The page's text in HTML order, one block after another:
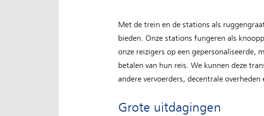
Met de trein en de stations als
bieden. Onze stations fungeren als
onze reizigers op een gepersonaliseerde,
betalen van hun reis. We kunnen deze
andere vervoerders, decentrale overheden
Grote uitdagingen